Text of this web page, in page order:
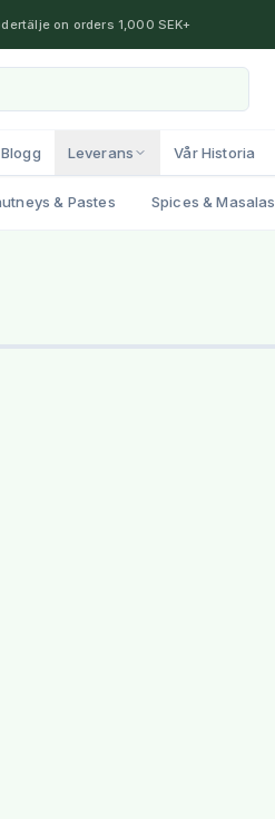
on orders 1,000 SEK+
Blogg Leverans Vår Historia
& Pastes Spices & Masalas